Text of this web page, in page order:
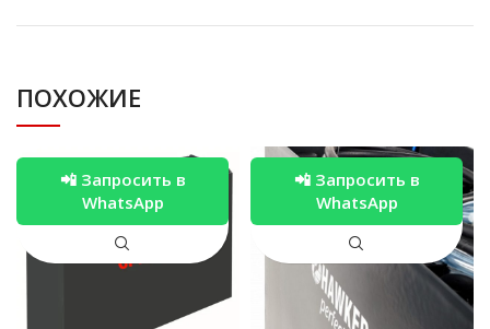
ПОХОЖИЕ
📲 Запросить в
WhatsApp
📲 Запросить в
WhatsApp